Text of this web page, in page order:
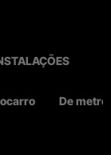
De metro